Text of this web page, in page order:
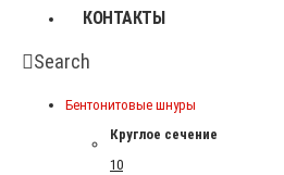
КОНТАКТЫ
Search
Бентонитовые шнуры
Круглое сечение
10